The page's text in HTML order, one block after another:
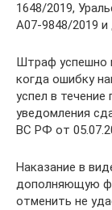
1648/2019,
А07-9848/2019 и
Штраф успешно
когда ошибку
успел в течение
уведомления
ВС РФ от
Наказание в
дополняющую
отменить не